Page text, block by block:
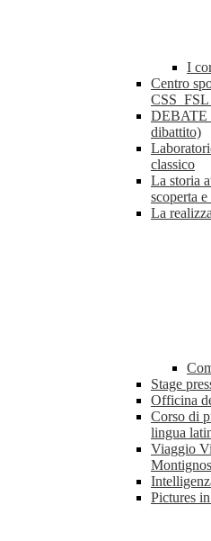
I
Centro
DEBATE
dibattito)
classico
La storia
scoperta
La
Stage
Officina
Corso di
lingua
Viaggio
Pictures